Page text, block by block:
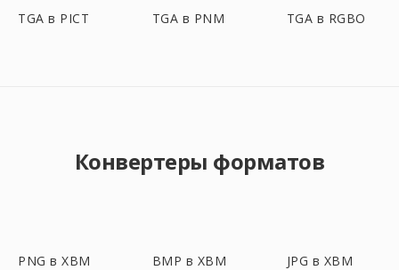
TGA в PICT TGA в PNM TGA в RGBO
Конвертеры форматов
PNG в XBM BMP в XBM JPG в XBM